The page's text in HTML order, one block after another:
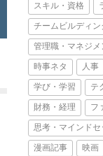
スキル・資格
チームビルディン
管理職・マネジメ
時事ネタ 人事
学び・学習 テ
財務・経理 フ
思考・マインドセ
漫画記事 映画